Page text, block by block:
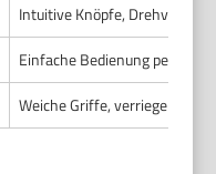
Intuitive Knöpfe,
Einfache Bedienung per
Weiche Griffe, verriegelbares